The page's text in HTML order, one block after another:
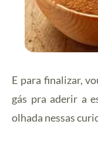
E para finalizar,
gás pra aderir a
olhada nessas